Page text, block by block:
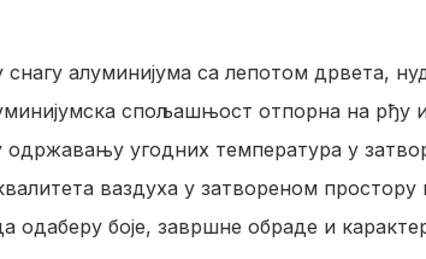
алуминијума са лепотом дрвета,
спољашњост отпорна на
угодних температура у
ваздуха у затвореном
одаберу боје, завршне обраде и